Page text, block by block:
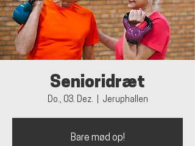
Senioridræt
Do., 03. Dez. Jeruphallen
Bare mød op!